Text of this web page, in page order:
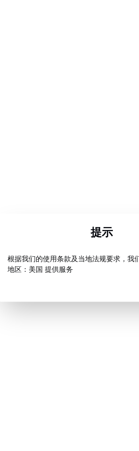
提示
根据我们的使用条款及当地法规要求，我
地区：美国 提供服务